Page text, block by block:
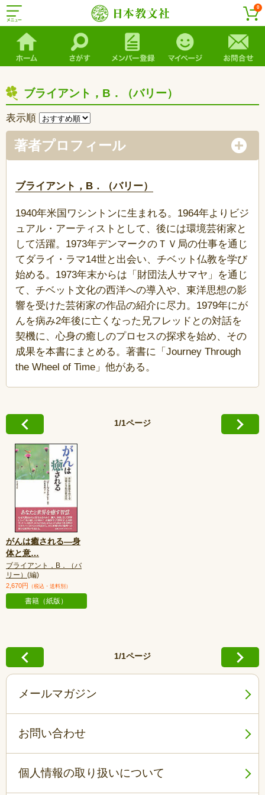
0
ブライアント，B．（バリー）
表示順
著者プロフィール
ブライアント，B．（バリー）
1940年米国ワシントンに生まれる。1964年よりビジ
ュアル・アーティストとして、後には環境芸術家と
して活躍。1973年デンマークのＴＶ局の仕事を通じ
てダライ・ラマ14世と出会い、チベット仏教を学び
始める。1973年末からは「財団法人サマヤ」を通じ
て、チベット文化の西洋への導入や、東洋思想の影
響を受けた芸術家の作品の紹介に尽力。1979年にが
んを病み2年後に亡くなった兄フレッドとの対話を
契機に、心身の癒しのプロセスの探求を始め、その
成果を本書にまとめる。著書に「Journey Through
the Wheel of Time」他がある。
1/1ページ
がんは癒される—身
体と意…
ブライアント，B．（バ
リー） (編)
2,670円 （税込・送料別）
書籍（紙版）
1/1ページ
メールマガジン
お問い合わせ
個人情報の取り扱いについて